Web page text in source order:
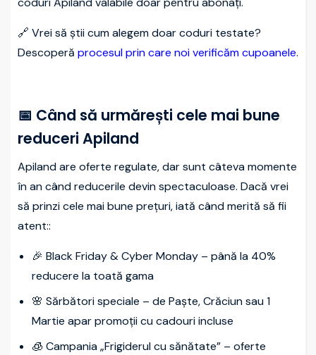
🔗 Vrei să știi cum alegem doar coduri testate?
Descoperă procesul prin care noi verificăm cupoanele.
📅 Când să urmărești cele mai bune
reduceri Apiland
Apiland are oferte regulate, dar sunt câteva momente
în an când reducerile devin spectaculoase. Dacă vrei
să prinzi cele mai bune prețuri, iată când merită să fii
atent::
🎉 Black Friday & Cyber Monday – până la 40%
reducere la toată gama
🌸 Sărbători speciale – de Paște, Crăciun sau 1
Martie apar promoții cu cadouri incluse
🧊 Campania „Frigiderul cu sănătate” – oferte